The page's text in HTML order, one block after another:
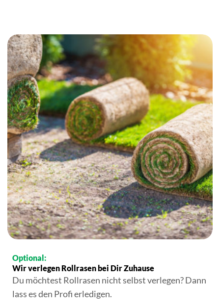
Optional:
Wir verlegen Rollrasen bei Dir Zuhause
Du möchtest Rollrasen nicht selbst verlegen? Dann
lass es den Profi erledigen.